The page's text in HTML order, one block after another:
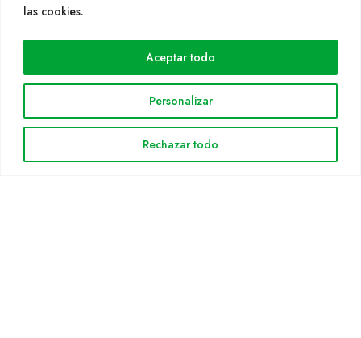
las cookies.
Personalizar
Rechazar todo
Aceptar todo
WEB
Árees de treball
Solicitud Catàleg